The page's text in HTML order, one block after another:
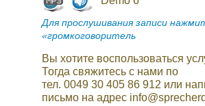
Для прослушивания записи
«громкоговоритель
Вы хотите воспользоваться
Тогда свяжитесь с нами по
тел. 0049 30 405 86 912 или
письмо на адрес